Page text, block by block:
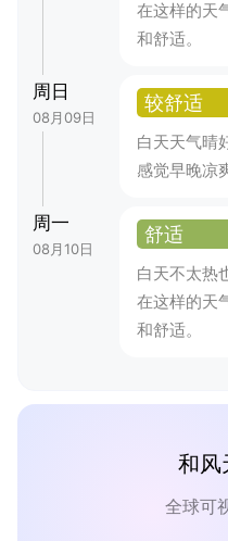
在这样的天
和舒适。
周日
08月09日
较舒适
白天天气晴
感觉早晚凉
周一
08月10日
舒适
白天不太热
在这样的天
和舒适。
和风
全球可